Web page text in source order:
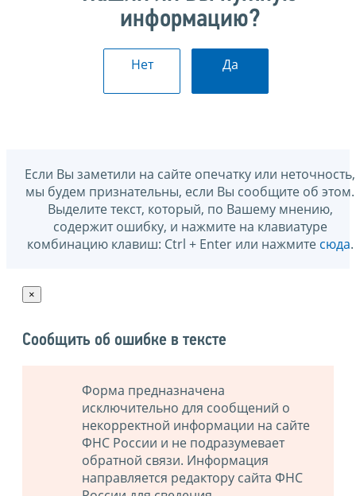
информацию?
Нет Да
Если Вы заметили на сайте опечатку или неточность,
мы будем признательны, если Вы сообщите об этом.
Выделите текст, который, по Вашему мнению,
содержит ошибку, и нажмите на клавиатуре
комбинацию клавиш: Ctrl + Enter или нажмите сюда.
×
Сообщить об ошибке в тексте
Форма предназначена
исключительно для сообщений о
некорректной информации на сайте
ФНС России и не подразумевает
обратной связи. Информация
направляется редактору сайта ФНС